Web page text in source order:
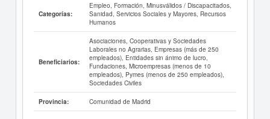
Categorías:
Empleo, Formación, Minusválidos / Discapacitados,
Sanidad, Servicios Sociales y Mayores, Recursos
Humanos
Beneficiarios:
Asociaciones, Cooperativas y Sociedades
Laborales no Agrarias, Empresas (más de 250
empleados), Entidades sin ánimo de lucro,
Fundaciones, Microempresas (menos de 10
empleados), Pymes (menos de 250 empleados),
Sociedades Civiles
Provincia: Comunidad de Madrid